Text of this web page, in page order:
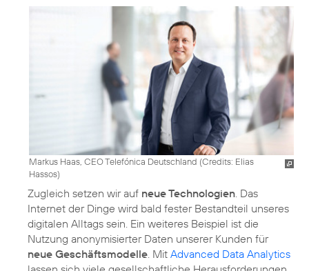
Markus Haas, CEO Telefónica Deutschland (Credits: Elias
Hassos)
Zugleich setzen wir auf neue Technologien. Das
Internet der Dinge wird bald fester Bestandteil unseres
digitalen Alltags sein. Ein weiteres Beispiel ist die
Nutzung anonymisierter Daten unserer Kunden für
neue Geschäftsmodelle. Mit Advanced Data Analytics